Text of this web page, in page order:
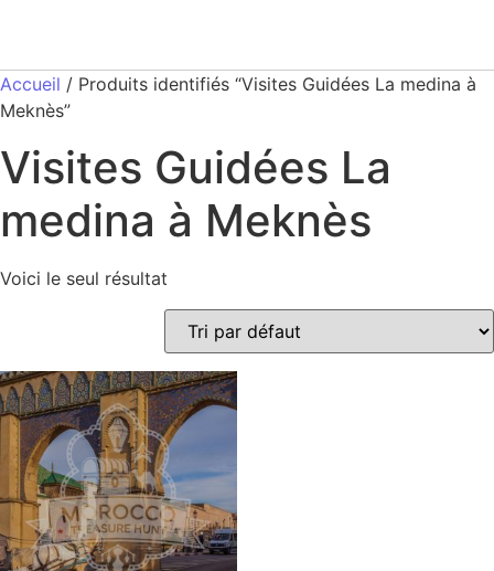
Accueil / Produits identifiés “Visites Guidées La medina à
Meknès”
Visites Guidées La
medina à Meknès
Voici le seul résultat